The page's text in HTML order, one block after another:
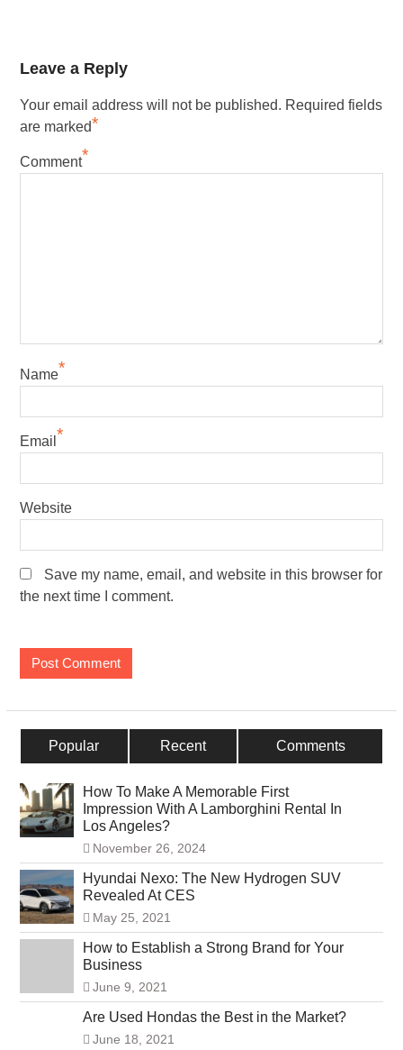
Leave a Reply
Your email address will not be published. Required fields
are marked*
Comment*
Name*
Email *
Website
Save my name, email, and website in this browser for
the next time I comment.
Popular Recent Comments
How To Make A Memorable First
Impression With A Lamborghini Rental In
Los Angeles?
November 26, 2024
Hyundai Nexo: The New Hydrogen SUV
Revealed At CES
May 25, 2021
How to Establish a Strong Brand for Your
Business
June 9, 2021
Are Used Hondas the Best in the Market?
June 18, 2021